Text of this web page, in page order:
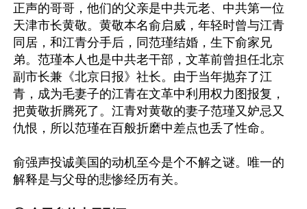
正声的哥哥，他们的父亲是中共元老、中共第一位
天津市长黄敬。黄敬本名俞启威，年轻时曾与江青
同居，和江青分手后，同范瑾结婚，生下俞家兄
弟。范瑾本人也是中共老干部，文革前曾担任北京
副市长兼《北京日报》社长。由于当年抛弃了江
青，成为毛妻子的江青在文革中利用权力图报复，
把黄敬折腾死了。江青对黄敬的妻子范瑾又妒忌又
仇恨，所以范瑾在百般折磨中差点也丢了性命。
俞强声投诚美国的动机至今是个不解之谜。唯一的
解释是与父母的悲惨经历有关。